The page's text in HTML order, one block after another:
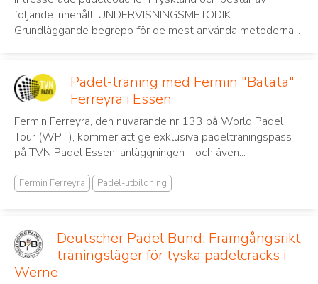
följande innehåll: UNDERVISNINGSMETODIK:
Grundläggande begrepp för de mest använda metoderna...
Padel-träning med Fermin "Batata"
Ferreyra i Essen
Fermin Ferreyra, den nuvarande nr 133 på World Padel
Tour (WPT), kommer att ge exklusiva padelträningspass
på TVN Padel Essen-anläggningen - och även...
Fermin Ferreyra Padel-utbildning
Deutscher Padel Bund: Framgångsrikt
träningsläger för tyska padelcracks i
Werne